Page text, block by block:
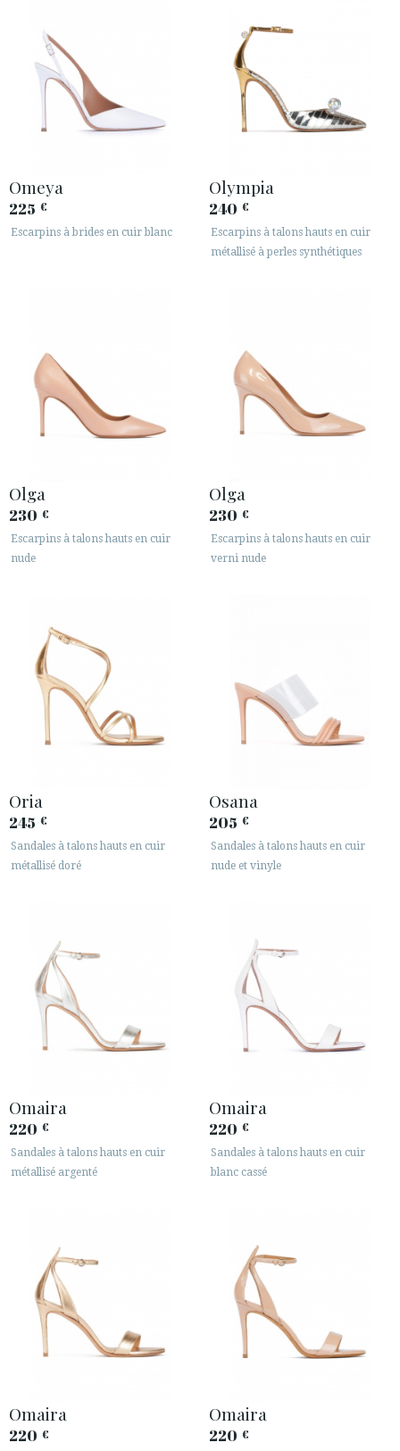
Omeya
225 €
Escarpins à brides en cuir blanc
Olympia
240 €
Escarpins à talons hauts en cuir
métallisé à perles synthétiques
Olga
230 €
Escarpins à talons hauts en cuir
nude
Olga
230 €
Escarpins à talons hauts en cuir
verni nude
Oria
245 €
Sandales à talons hauts en cuir
métallisé doré
Osana
205 €
Sandales à talons hauts en cuir
nude et vinyle
Omaira
220 €
Sandales à talons hauts en cuir
métallisé argenté
Omaira
220 €
Sandales à talons hauts en cuir
blanc cassé
Omaira
220 €
Omaira
220 €